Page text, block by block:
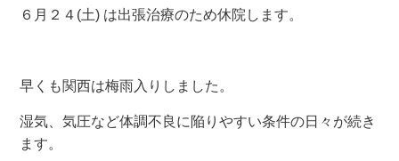
６月２４(土) は出張治療のため休院します。
早くも関西は梅雨入りしました。
湿気、気圧など体調不良に陥りやすい条件の日々が続き
ます。